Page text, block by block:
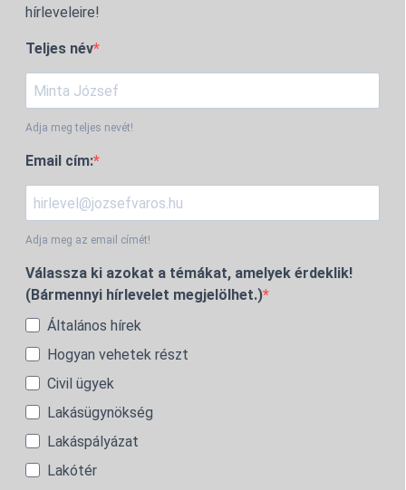
hírleveleire!
Teljes név
Adja meg teljes nevét!
Email cím:
Adja meg az email címét!
Válassza ki azokat a témákat, amelyek érdeklik!
(Bármennyi hírlevelet megjelölhet.)
Általános hírek
Hogyan vehetek részt
Civil ügyek
Lakásügynökség
Lakáspályázat
Lakótér